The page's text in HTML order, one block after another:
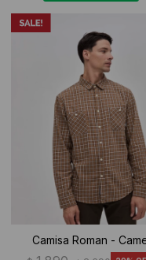
Camisa Roman -